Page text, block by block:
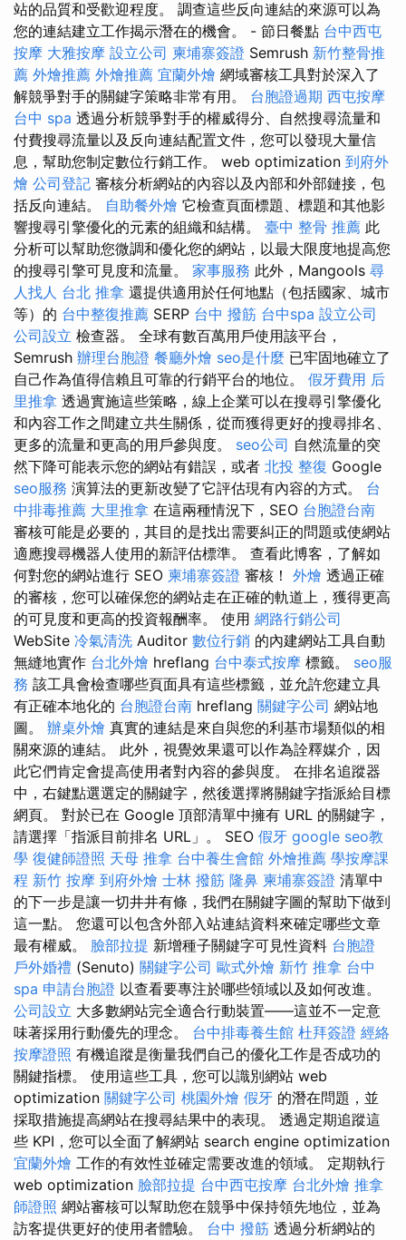
站的品質和受歡迎程度。 調查這些反向連結的來源可以為
您的連結建立工作揭示潛在的機會。 - 節日餐點 台中西屯
按摩 大雅按摩 設立公司 柬埔寨簽證 Semrush 新竹整骨推
薦 外燴推薦 外燴推薦 宜蘭外燴 網域審核工具對於深入了
解競爭對手的關鍵字策略非常有用。 台胞證過期 西屯按摩
台中 spa 透過分析競爭對手的權威得分、自然搜尋流量和
付費搜尋流量以及反向連結配置文件，您可以發現大量信
息，幫助您制定數位行銷工作。 web optimization 到府外
燴 公司登記 審核分析網站的內容以及內部和外部鏈接，包
括反向連結。 自助餐外燴 它檢查頁面標題、標題和其他影
響搜尋引擎優化的元素的組織和結構。 臺中 整骨 推薦 此
分析可以幫助您微調和優化您的網站，以最大限度地提高您
的搜尋引擎可見度和流量。 家事服務 此外，Mangools 尋
人找人 台北 推拿 還提供適用於任何地點（包括國家、城市
等）的 台中整復推薦 SERP 台中 撥筋 台中spa 設立公司
公司設立 檢查器。 全球有數百萬用戶使用該平台，
Semrush 辦理台胞證 餐廳外燴 seo是什麼 已牢固地確立了
自己作為值得信賴且可靠的行銷平台的地位。 假牙費用 后
里推拿 透過實施這些策略，線上企業可以在搜尋引擎優化
和內容工作之間建立共生關係，從而獲得更好的搜尋排名、
更多的流量和更高的用戶參與度。 seo公司 自然流量的突
然下降可能表示您的網站有錯誤，或者 北投 整復 Google
seo服務 演算法的更新改變了它評估現有內容的方式。 台
中排毒推薦 大里推拿 在這兩種情況下，SEO 台胞證台南
審核可能是必要的，其目的是找出需要糾正的問題或使網站
適應搜尋機器人使用的新評估標準。 查看此博客，了解如
何對您的網站進行 SEO 柬埔寨簽證 審核！ 外燴 透過正確
的審核，您可以確保您的網站走在正確的軌道上，獲得更高
的可見度和更高的投資報酬率。 使用 網路行銷公司
WebSite 冷氣清洗 Auditor 數位行銷 的內建網站工具自動
無縫地實作 台北外燴 hreflang 台中泰式按摩 標籤。 seo服
務 該工具會檢查哪些頁面具有這些標籤，並允許您建立具
有正確本地化的 台胞證台南 hreflang 關鍵字公司 網站地
圖。 辦桌外燴 真實的連結是來自與您的利基市場類似的相
關來源的連結。 此外，視覺效果還可以作為詮釋媒介，因
此它們肯定會提高使用者對內容的參與度。 在排名追蹤器
中，右鍵點選選定的關鍵字，然後選擇將關鍵字指派給目標
網頁。 對於已在 Google 頂部清單中擁有 URL 的關鍵字，
請選擇「指派目前排名 URL」。 SEO 假牙 google seo教
學 復健師證照 天母 推拿 台中養生會館 外燴推薦 學按摩課
程 新竹 按摩 到府外燴 士林 撥筋 隆鼻 柬埔寨簽證 清單中
的下一步是讓一切井井有條，我們在關鍵字圖的幫助下做到
這一點。 您還可以包含外部入站連結資料來確定哪些文章
最有權威。 臉部拉提 新增種子關鍵字可見性資料 台胞證
戶外婚禮 (Senuto) 關鍵字公司 歐式外燴 新竹 推拿 台中
spa 申請台胞證 以查看要專注於哪些領域以及如何改進。
公司設立 大多數網站完全適合行動裝置——這並不一定意
味著採用行動優先的理念。 台中排毒養生館 杜拜簽證 經絡
按摩證照 有機追蹤是衡量我們自己的優化工作是否成功的
關鍵指標。 使用這些工具，您可以識別網站 web
optimization 關鍵字公司 桃園外燴 假牙 的潛在問題，並
採取措施提高網站在搜尋結果中的表現。 透過定期追蹤這
些 KPI，您可以全面了解網站 search engine optimization
宜蘭外燴 工作的有效性並確定需要改進的領域。 定期執行
web optimization 臉部拉提 台中西屯按摩 台北外燴 推拿
師證照 網站審核可以幫助您在競爭中保持領先地位，並為
訪客提供更好的使用者體驗。 台中 撥筋 透過分析網站的